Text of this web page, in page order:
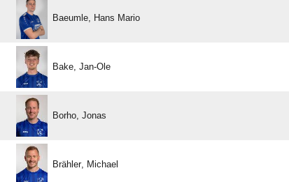
  
 
 
 